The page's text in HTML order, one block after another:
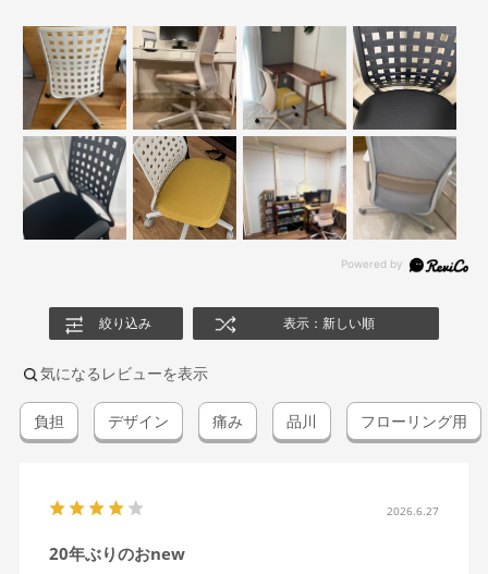
絞り込み 表示：新しい順
気になるレビューを表示
負担 デザイン 痛み 品川 フローリング用
2026.6.27
20年ぶりのおnew